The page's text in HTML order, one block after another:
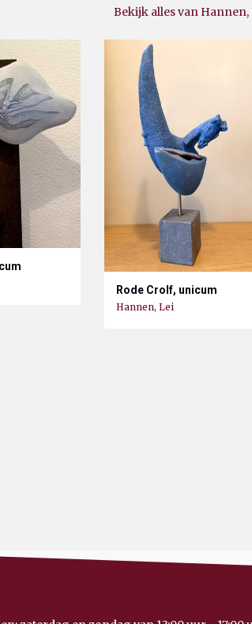
Bekijk alles van Hannen,
Rode Crolf, unicum
Hannen, Lei